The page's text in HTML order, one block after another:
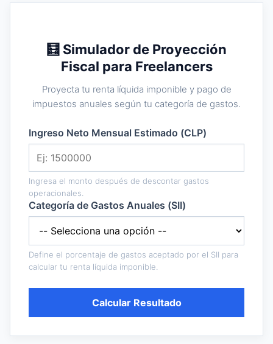
🧮 Simulador de Proyección
Fiscal para Freelancers
Proyecta tu renta líquida imponible y pago de
impuestos anuales según tu categoría de gastos.
Ingreso Neto Mensual Estimado (CLP)
Ingresa el monto después de descontar gastos
operacionales.
Categoría de Gastos Anuales (SII)
Define el porcentaje de gastos aceptado por el SII para
calcular tu renta líquida imponible.
Calcular Resultado